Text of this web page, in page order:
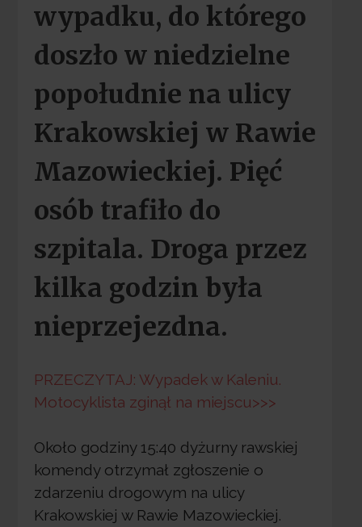
wypadku, do którego
doszło w niedzielne
popołudnie na ulicy
Krakowskiej w Rawie
Mazowieckiej. Pięć
osób trafiło do
szpitala. Droga przez
kilka godzin była
nieprzejezdna.
PRZECZYTAJ: Wypadek w Kaleniu.
Motocyklista zginął na miejscu>>>
Około godziny 15:40 dyżurny rawskiej
komendy otrzymał zgłoszenie o
zdarzeniu drogowym na ulicy
Krakowskiej w Rawie Mazowieckiej.